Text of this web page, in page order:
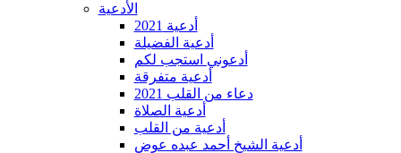
الأدعية
أدعية 2021
أدعية الفضيلة
أدعوني استجب لكم
أدعية متفرقة
دعاء من القلب 2021
أدعية الصلاة
أدعية من القلب
أدعية الشيخ أحمد عبده عوض